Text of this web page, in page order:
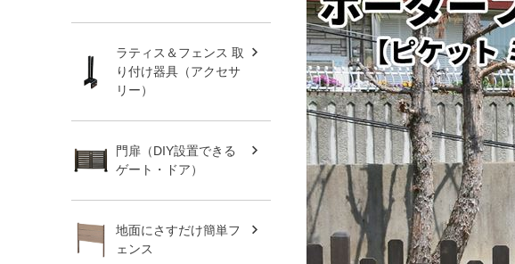
ラティス＆フェンス 取
り付け器具（アクセサ
リー）
門扉（DIY設置できる
ゲート・ドア）
地面にさすだけ簡単フ
ェンス